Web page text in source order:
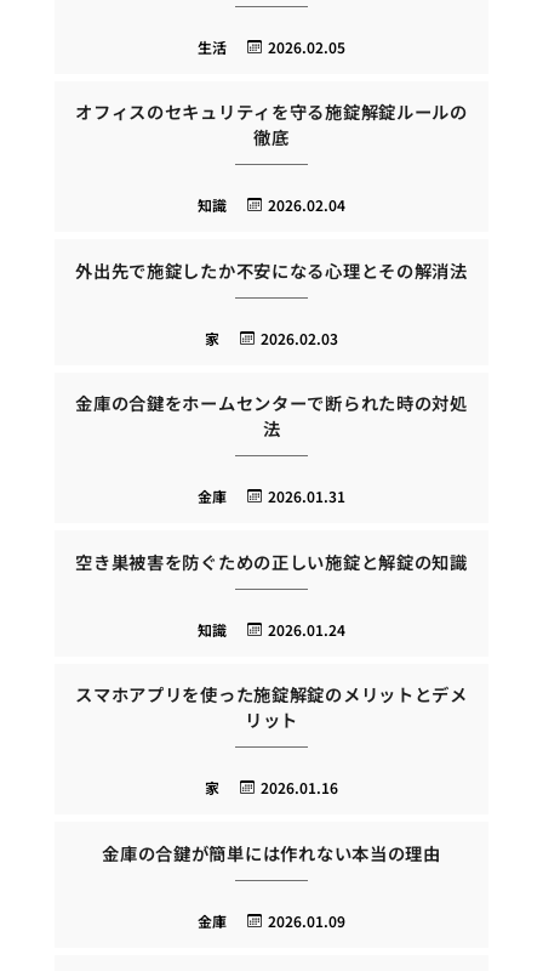
2026.02.05
生活
オフィスのセキュリティを守る施錠解錠ルールの
徹底
2026.02.04
知識
外出先で施錠したか不安になる心理とその解消法
2026.02.03
家
金庫の合鍵をホームセンターで断られた時の対処
法
2026.01.31
金庫
空き巣被害を防ぐための正しい施錠と解錠の知識
2026.01.24
知識
スマホアプリを使った施錠解錠のメリットとデメ
リット
2026.01.16
家
金庫の合鍵が簡単には作れない本当の理由
2026.01.09
金庫